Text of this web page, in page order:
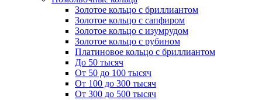
Золотое кольцо с бриллиантом
Золотое кольцо с сапфиром
Золотое кольцо с изумрудом
Золотое кольцо с рубином
Платиновое кольцо с бриллиантом
До 50 тысяч
От 50 до 100 тысяч
От 100 до 300 тысяч
От 300 до 500 тысяч